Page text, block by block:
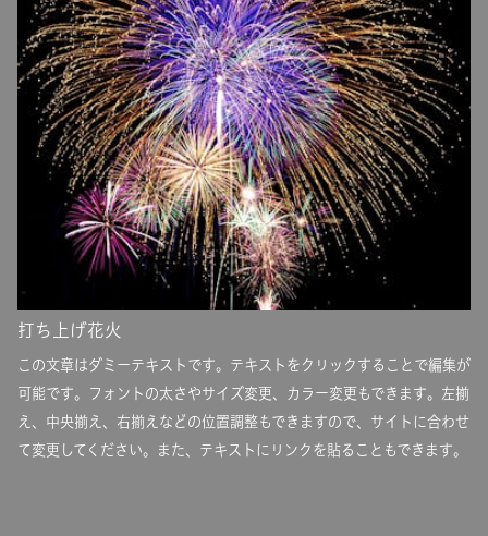
打ち上げ花火
この文章はダミーテキストです。テキストをクリックすることで編集が
可能です。フォントの太さやサイズ変更、カラー変更もできます。左揃
え、中央揃え、右揃えなどの位置調整もできますので、サイトに合わせ
て変更してください。また、テキストにリンクを貼ることもできます。